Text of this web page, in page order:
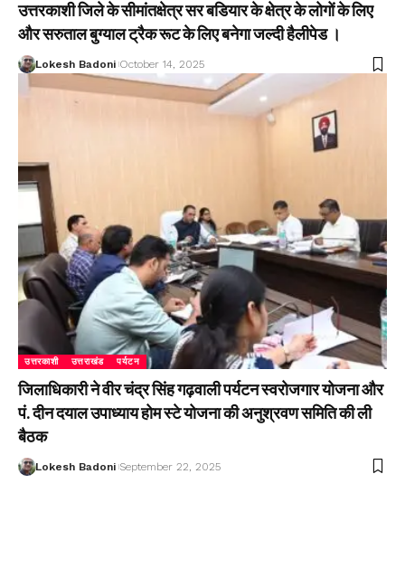
उत्तरकाशी जिले के सीमांतक्षेत्र सर बडियार के क्षेत्र के लोगों के लिए
और सरुताल बुग्याल ट्रैक रूट के लिए बनेगा जल्दी हैलीपेड ।
Lokesh Badoni October 14, 2025
उत्तरकाशी उत्तराखंड पर्यटन
जिलाधिकारी ने वीर चंद्र सिंह गढ़वाली पर्यटन स्वरोजगार योजना और
पं. दीन दयाल उपाध्याय होम स्टे योजना की अनुश्रवण समिति की ली
बैठक
Lokesh Badoni September 22, 2025